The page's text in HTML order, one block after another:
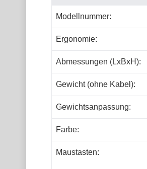
Modellnummer:
Ergonomie:
Abmessungen (LxBxH):
Gewicht (ohne Kabel):
Gewichtsanpassung:
Farbe:
Maustasten: